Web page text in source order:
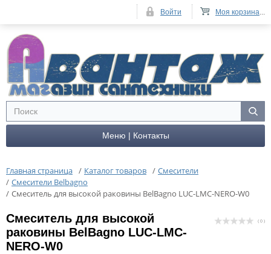
Меню | Контакты
Главная страница / Каталог товаров / Смесители
/ Смесители Belbagno
/ Смеситель для высокой раковины BelBagno LUC-LMC-NERO-W0
Смеситель для высокой
раковины BelBagno LUC-LMC-
NERO-W0
( 0 )
Моя корзина...
Войти